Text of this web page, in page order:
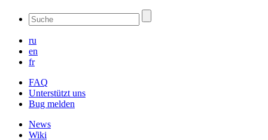
ru
en
fr
FAQ
Unterstützt uns
Bug melden
News
Wiki